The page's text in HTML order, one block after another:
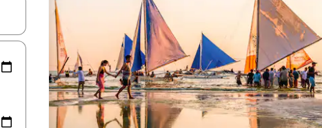
örvalyklana eða skoða með því að snerta eða strjúka.